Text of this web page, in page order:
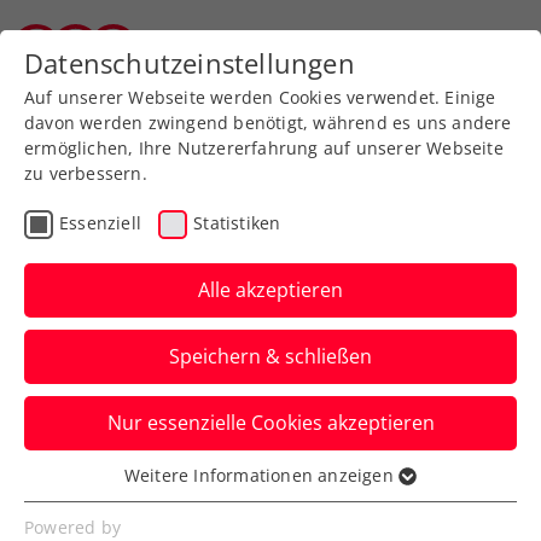
Zurück zur Newsübersicht
Turniere
Erste Bank Open:
Farewell-Party für Thiem
– Sieg, Ehrung und
Konfettiregen
5000 Zuschauer:innen lassen das ÖTV-Ass
vorm letzten ATP-Turnierstart in Wien
nochmal hochleben.
Datenschutzeinstellungen
Auf unserer Webseite werden Cookies verwendet. Einige
davon werden zwingend benötigt, während es uns andere
ermöglichen, Ihre Nutzererfahrung auf unserer Webseite
zu verbessern.
Essenziell Statistiken
Alle akzeptieren
Speichern & schließen
Nur essenzielle Cookies akzeptieren
Essenziell
Essenzielle Cookies werden für grundlegende
Weitere Informationen anzeigen
Powered by